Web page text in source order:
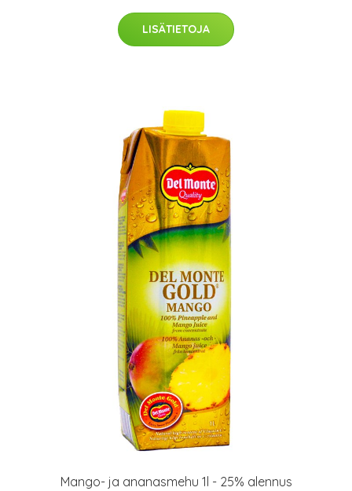
LISÄTIETOJA
Mango- ja ananasmehu 1l - 25% alennus